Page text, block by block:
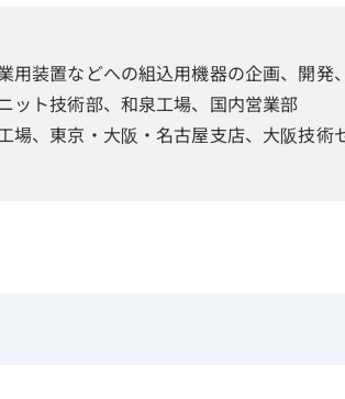
用装置などへの組込用機器の企画、開発
ット技術部、和泉工場、国内営業部
場、東京・大阪・名古屋支店、大阪技術